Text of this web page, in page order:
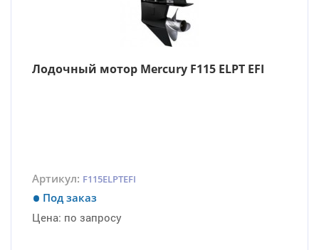
Лодочный мотор Mercury F115 ELPT EFI
Артикул: F115ELPTEFI
Под заказ
Цена: по запросу